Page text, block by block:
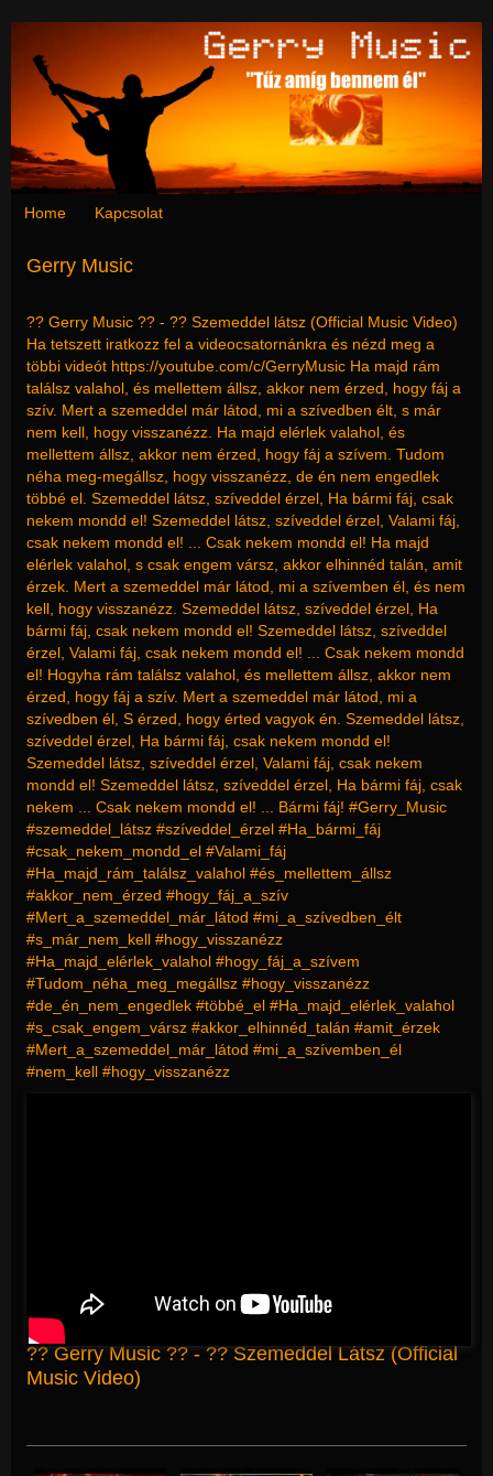
Home Kapcsolat
Gerry Music
?? Gerry Music ?? - ?? Szemeddel látsz (Official Music Video)
Ha tetszett iratkozz fel a videocsatornánkra és nézd meg a
többi videót https://youtube.com/c/GerryMusic Ha majd rám
találsz valahol, és mellettem állsz, akkor nem érzed, hogy fáj a
szív. Mert a szemeddel már látod, mi a szívedben élt, s már
nem kell, hogy visszanézz. Ha majd elérlek valahol, és
mellettem állsz, akkor nem érzed, hogy fáj a szívem. Tudom
néha meg-megállsz, hogy visszanézz, de én nem engedlek
többé el. Szemeddel látsz, szíveddel érzel, Ha bármi fáj, csak
nekem mondd el! Szemeddel látsz, szíveddel érzel, Valami fáj,
csak nekem mondd el! ... Csak nekem mondd el! Ha majd
elérlek valahol, s csak engem vársz, akkor elhinnéd talán, amit
érzek. Mert a szemeddel már látod, mi a szívemben él, és nem
kell, hogy visszanézz. Szemeddel látsz, szíveddel érzel, Ha
bármi fáj, csak nekem mondd el! Szemeddel látsz, szíveddel
érzel, Valami fáj, csak nekem mondd el! ... Csak nekem mondd
el! Hogyha rám találsz valahol, és mellettem állsz, akkor nem
érzed, hogy fáj a szív. Mert a szemeddel már látod, mi a
szívedben él, S érzed, hogy érted vagyok én. Szemeddel látsz,
szíveddel érzel, Ha bármi fáj, csak nekem mondd el!
Szemeddel látsz, szíveddel érzel, Valami fáj, csak nekem
mondd el! Szemeddel látsz, szíveddel érzel, Ha bármi fáj, csak
nekem ... Csak nekem mondd el! ... Bármi fáj! #Gerry_Music
#szemeddel_látsz #szíveddel_érzel #Ha_bármi_fáj
#csak_nekem_mondd_el #Valami_fáj
#Ha_majd_rám_találsz_valahol #és_mellettem_állsz
#akkor_nem_érzed #hogy_fáj_a_szív
#Mert_a_szemeddel_már_látod #mi_a_szívedben_élt
#s_már_nem_kell #hogy_visszanézz
#Ha_majd_elérlek_valahol #hogy_fáj_a_szívem
#Tudom_néha_meg_megállsz #hogy_visszanézz
#de_én_nem_engedlek #többé_el #Ha_majd_elérlek_valahol
#s_csak_engem_vársz #akkor_elhinnéd_talán #amit_érzek
#Mert_a_szemeddel_már_látod #mi_a_szívemben_él
#nem_kell #hogy_visszanézz
?? Gerry Music ?? - ?? Szemeddel Látsz (Official
Music Video)